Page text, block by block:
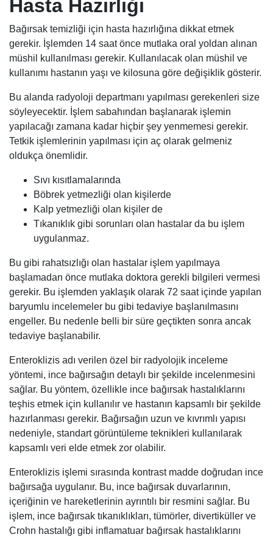
Hasta Hazırlığı
Bağırsak temizliği için hasta hazırlığına dikkat etmek
gerekir. İşlemden 14 saat önce mutlaka oral yoldan alınan
müshil kullanılması gerekir. Kullanılacak olan müshil ve
kullanımı hastanın yaşı ve kilosuna göre değişiklik gösterir.
Bu alanda radyoloji departmanı yapılması gerekenleri size
söyleyecektir. İşlem sabahından başlanarak işlemin
yapılacağı zamana kadar hiçbir şey yenmemesi gerekir.
Tetkik işlemlerinin yapılması için aç olarak gelmeniz
oldukça önemlidir.
Sıvı kısıtlamalarında
Böbrek yetmezliği olan kişilerde
Kalp yetmezliği olan kişiler de
Tıkanıklık gibi sorunları olan hastalar da bu işlem
uygulanmaz.
Bu gibi rahatsızlığı olan hastalar işlem yapılmaya
başlamadan önce mutlaka doktora gerekli bilgileri vermesi
gerekir. Bu işlemden yaklaşık olarak 72 saat içinde yapılan
baryumlu incelemeler bu gibi tedaviye başlanılmasını
engeller. Bu nedenle belli bir süre geçtikten sonra ancak
tedaviye başlanabilir.
Enteroklizis adı verilen özel bir radyolojik inceleme
yöntemi, ince bağırsağın detaylı bir şekilde incelenmesini
sağlar. Bu yöntem, özellikle ince bağırsak hastalıklarını
teşhis etmek için kullanılır ve hastanın kapsamlı bir şekilde
hazırlanması gerekir. Bağırsağın uzun ve kıvrımlı yapısı
nedeniyle, standart görüntüleme teknikleri kullanılarak
kapsamlı veri elde etmek zor olabilir.
Enteroklizis işlemi sırasında kontrast madde doğrudan ince
bağırsağa uygulanır. Bu, ince bağırsak duvarlarının,
içeriğinin ve hareketlerinin ayrıntılı bir resmini sağlar. Bu
işlem, ince bağırsak tıkanıklıkları, tümörler, divertiküller ve
Crohn hastalığı gibi inflamatuar bağırsak hastalıklarını